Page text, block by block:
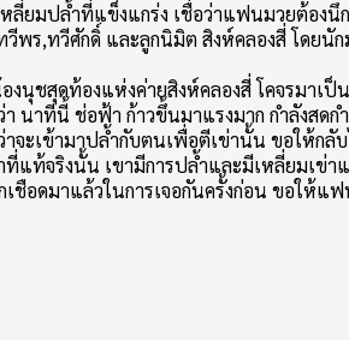
มปล้ำที่แข็งแกร่ง เชื่อว่าแฟนมวยต้องนึ
,ทวีศักดิ์ และลูกนิมิต สิงห์คลองสี่ โดยนัก
นุชสุดท้องแห่งค่ายสิงห์คลองสี่ โคจรมา
าทีนี้ ช่อฟ้า ก้าวขึ้นมาแรงมาก กำลังสด
เข้ามาปล้ำกับตนเพื่อตีเข่านั้น ขอให้กลับ
แท้จริงนั้น เขามีการปล้ำและมีเหลี่ยมเ
มาแล้วในการเจอกันครั้งก่อน ขอให้แฟ